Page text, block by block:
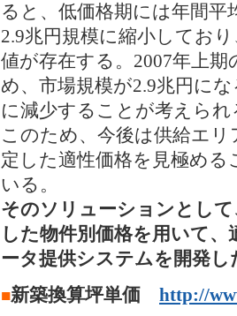
ると、低価格期には年間平
2.9兆円規模に縮小してお
値が存在する。2007年上
め、市場規模が2.9兆円に
に減少することが考えられ
このため、今後は供給エ
定した適性価格を見極め
いる。
そのソリューションとし
した物件別価格を用いて
ータ提供システムを開発し
■新築換算坪単価 http://